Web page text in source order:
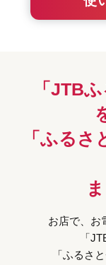
「JTB
「ふるさ
お店で、お
「
「ふるさ